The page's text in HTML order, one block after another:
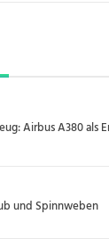
Airbus A380 als
und Spinnweben